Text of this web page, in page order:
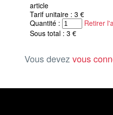
article
Tarif unitaire : 3 €
Quantité :
Retirer
Sous total : 3 €
Vous devez vous